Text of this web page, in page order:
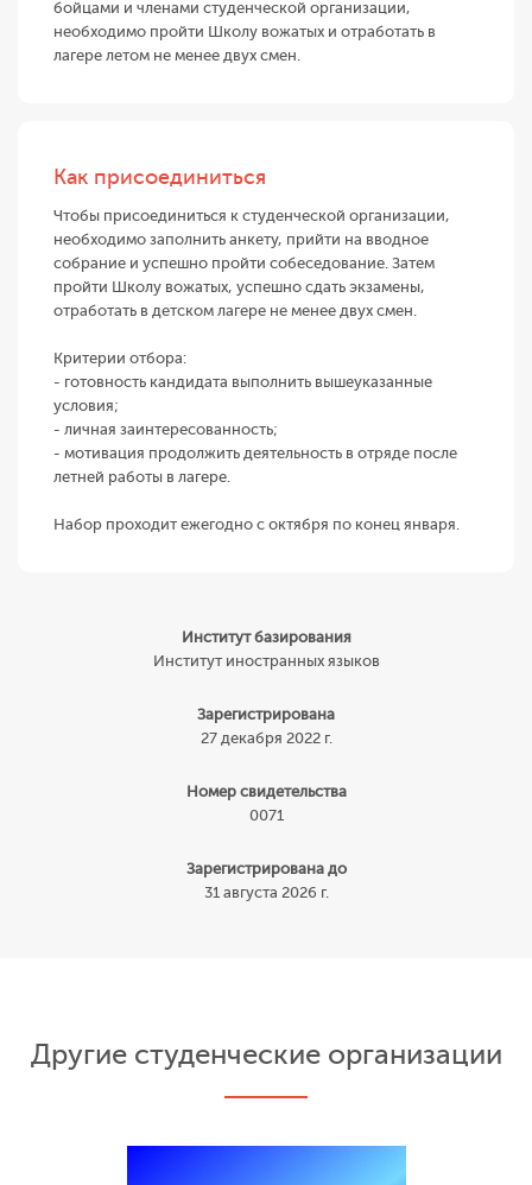
бойцами и членами студенческой организации,
необходимо пройти Школу вожатых и отработать в
лагере летом не менее двух смен.
Как присоединиться
Чтобы присоединиться к студенческой организации,
необходимо заполнить анкету, прийти на вводное
собрание и успешно пройти собеседование. Затем
пройти Школу вожатых, успешно сдать экзамены,
отработать в детском лагере не менее двух смен.
Критерии отбора:
- готовность кандидата выполнить вышеуказанные
условия;
- личная заинтересованность;
- мотивация продолжить деятельность в отряде после
летней работы в лагере.
Набор проходит ежегодно с октября по конец января.
Институт базирования
Институт иностранных языков
Зарегистрирована
27 декабря 2022 г.
Номер свидетельства
0071
Зарегистрирована до
31 августа 2026 г.
Другие студенческие организации